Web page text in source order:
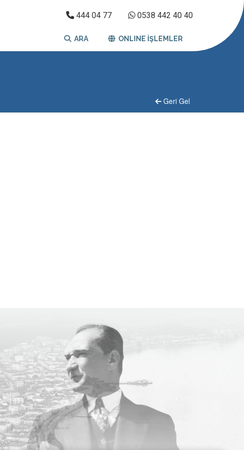
444 04 77 0538 442 40 40
ARA ONLINE İŞLEMLER
Geri Gel